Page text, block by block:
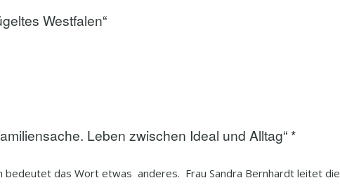
Westfalen“
Leben zwischen Ideal und Alltag“ *
bedeutet das Wort etwas anderes. Frau Sandra Bernhardt leitet die